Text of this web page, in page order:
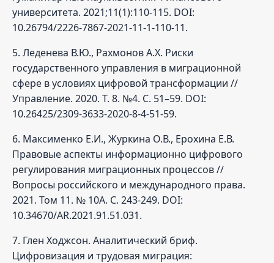
университета. 2021;11(1):110-115. DOI:
10.26794/2226-7867-2021-11-1-110-11.
5. Леденева В.Ю., Рахмонов А.Х. Риски
государственного управления в миграционной
сфере в условиях цифровой трансформации //
Управление. 2020. Т. 8. №4. С. 51–59. DOI:
10.26425/2309-3633-2020-8-4-51-59.
6. Максименко Е.И., Журкина О.В., Ерохина Е.В.
Правовые аспекты информационно цифрового
регулирования миграционных процессов //
Вопросы российского и международного права.
2021. Том 11. № 10А. С. 243-249. DOI:
10.34670/AR.2021.91.51.031.
7. Глен Ходжсон. Аналитический бриф.
Цифровизация и трудовая миграция: